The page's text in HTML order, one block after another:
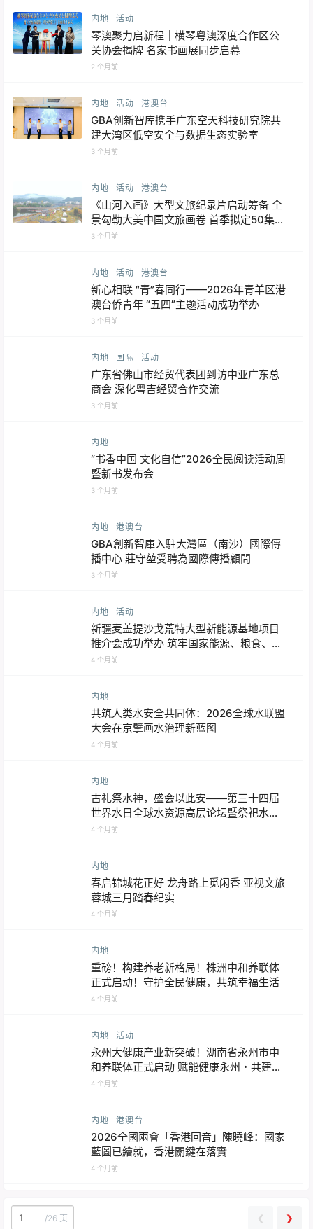
内地 活动
琴澳聚力启新程｜横琴粤澳深度合作区公
关协会揭牌 名家书画展同步启幕
2 个月前
内地 活动 港澳台
GBA创新智库携手广东空天科技研究院共
建大湾区低空安全与数据生态实验室
3 个月前
内地 活动 港澳台
《山河入画》大型文旅纪录片启动筹备 全
景勾勒大美中国文旅画卷 首季拟定50集覆
盖全国34个省级行政区 登陆海内外主流平
3 个月前
内地 活动 港澳台
新心相联 “青”春同行——2026年青羊区港
澳台侨青年 “五四”主题活动成功举办
3 个月前
内地 国际 活动
广东省佛山市经贸代表团到访中亚广东总
商会 深化粤吉经贸合作交流
3 个月前
内地
“书香中国 文化自信”2026全民阅读活动周
暨新书发布会
3 个月前
内地 港澳台
GBA創新智庫入駐大灣區（南沙）國際傳
播中心 莊守堃受聘為國際傳播顧問
3 个月前
内地 活动
新疆麦盖提沙戈荒特大型新能源基地项目
推介会成功举办 筑牢国家能源、粮食、生
态三大安全 打造世界级绿色发展标杆
4 个月前
内地
共筑人类水安全共同体：2026全球水联盟
大会在京擘画水治理新蓝图
4 个月前
内地
古礼祭水神，盛会以此安——第三十四届
世界水日全球水资源高层论坛暨祭祀水神
共工大典在京隆重举行
4 个月前
内地
春启锦城花正好 龙舟路上觅闲香 亚视文旅
蓉城三月踏春纪实
4 个月前
内地
重磅！构建养老新格局！株洲中和养联体
正式启动！守护全民健康，共筑幸福生活
4 个月前
内地 活动
永州大健康产业新突破！湖南省永州市中
和养联体正式启动 赋能健康永州・共建普
惠康养
4 个月前
内地 港澳台
2026全國兩會「香港回音」陳曉峰：國家
藍圖已繪就，香港關鍵在落實
4 个月前
/26 页 ❮ ❯